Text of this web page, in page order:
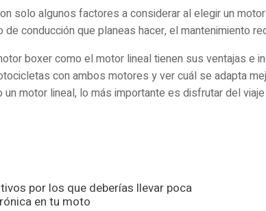
solo algunos factores a considerar al elegir un
conducción que planeas hacer, el mantenimiento
boxer como el motor lineal tienen sus ventajas e
con ambos motores y ver cuál se adapta
motor lineal, lo más importante es disfrutar del
por los que deberías llevar poca
en tu moto